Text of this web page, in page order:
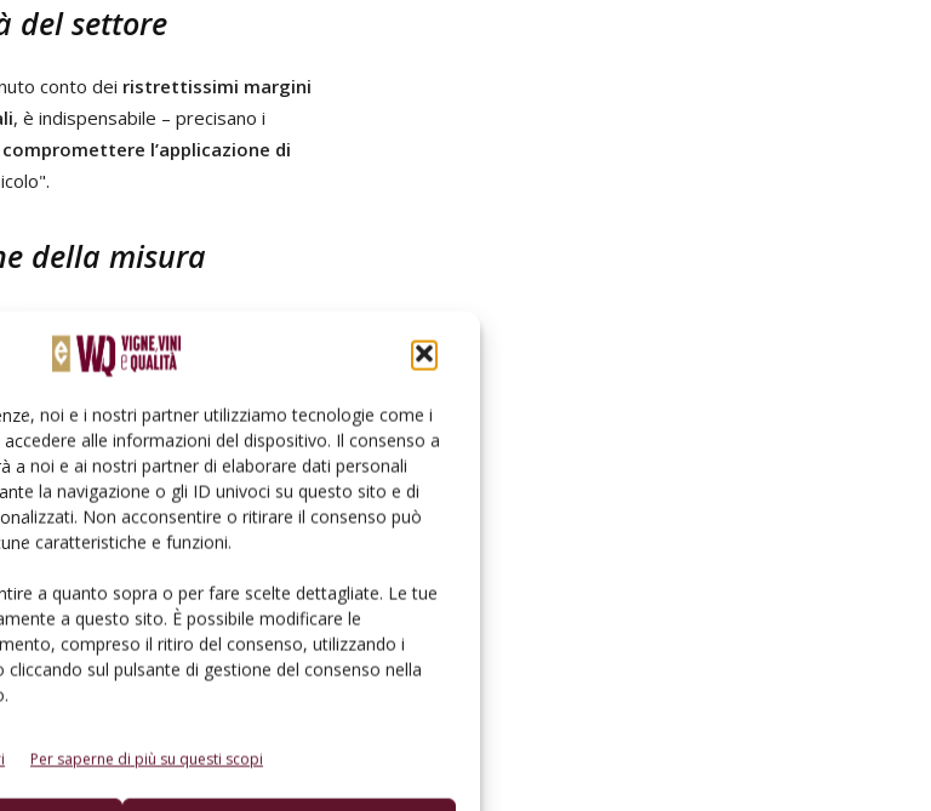
noi e i nostri partner utilizziamo tecnologie come i
alle informazioni del dispositivo. Il consenso a
a noi e ai nostri partner di elaborare dati personali
la navigazione o gli ID univoci su questo sito e di
Non acconsentire o ritirare il consenso può
caratteristiche e funzioni.
a quanto sopra o per fare scelte dettagliate. Le tue
a questo sito. È possibile modificare le
compreso il ritiro del consenso, utilizzando i
cliccando sul pulsante di gestione del consenso nella
Per saperne di più su questi scopi
del settore
conto dei ristrettissimi margini
, è indispensabile – precisano i
compromettere l’applicazione di
della misura
la
della misura,
strategiche per la tenuta e lo
tempestiva da parte del
Email